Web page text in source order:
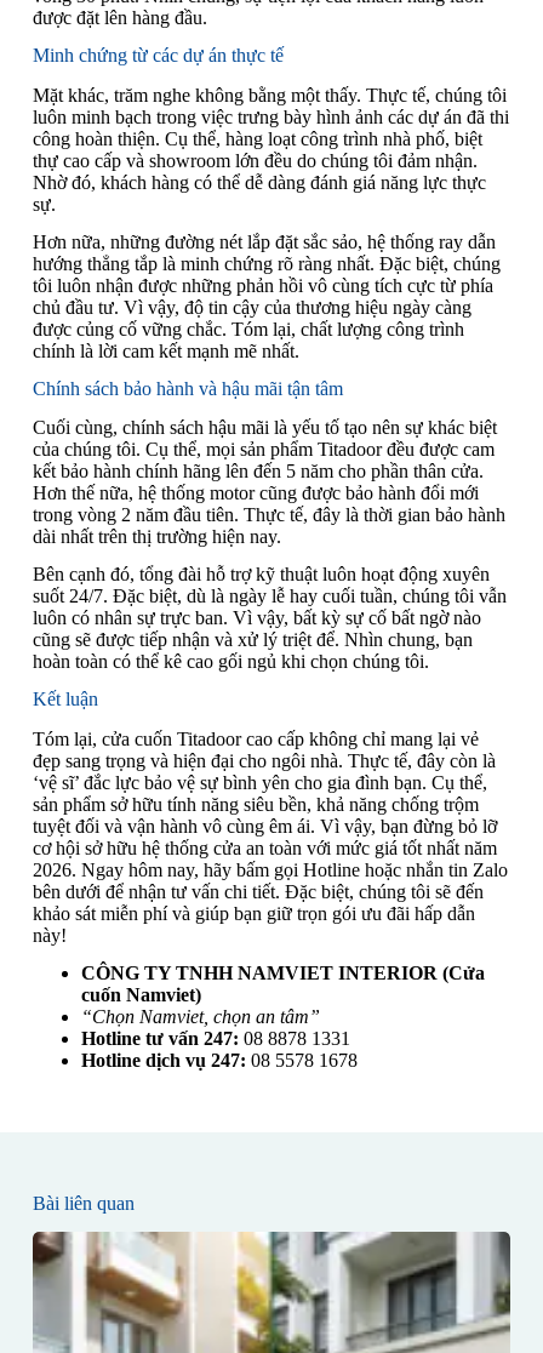
được đặt lên hàng đầu.
Minh chứng từ các dự án thực tế
Mặt khác, trăm nghe không bằng một thấy. Thực tế, chúng tôi
luôn minh bạch trong việc trưng bày hình ảnh các dự án đã thi
công hoàn thiện. Cụ thể, hàng loạt công trình nhà phố, biệt
thự cao cấp và showroom lớn đều do chúng tôi đảm nhận.
Nhờ đó, khách hàng có thể dễ dàng đánh giá năng lực thực
sự.
Hơn nữa, những đường nét lắp đặt sắc sảo, hệ thống ray dẫn
hướng thẳng tắp là minh chứng rõ ràng nhất. Đặc biệt, chúng
tôi luôn nhận được những phản hồi vô cùng tích cực từ phía
chủ đầu tư. Vì vậy, độ tin cậy của thương hiệu ngày càng
được củng cố vững chắc. Tóm lại, chất lượng công trình
chính là lời cam kết mạnh mẽ nhất.
Chính sách bảo hành và hậu mãi tận tâm
Cuối cùng, chính sách hậu mãi là yếu tố tạo nên sự khác biệt
của chúng tôi. Cụ thể, mọi sản phẩm Titadoor đều được cam
kết bảo hành chính hãng lên đến 5 năm cho phần thân cửa.
Hơn thế nữa, hệ thống motor cũng được bảo hành đổi mới
trong vòng 2 năm đầu tiên. Thực tế, đây là thời gian bảo hành
dài nhất trên thị trường hiện nay.
Bên cạnh đó, tổng đài hỗ trợ kỹ thuật luôn hoạt động xuyên
suốt 24/7. Đặc biệt, dù là ngày lễ hay cuối tuần, chúng tôi vẫn
luôn có nhân sự trực ban. Vì vậy, bất kỳ sự cố bất ngờ nào
cũng sẽ được tiếp nhận và xử lý triệt để. Nhìn chung, bạn
hoàn toàn có thể kê cao gối ngủ khi chọn chúng tôi.
Kết luận
Tóm lại, cửa cuốn Titadoor cao cấp không chỉ mang lại vẻ
đẹp sang trọng và hiện đại cho ngôi nhà. Thực tế, đây còn là
‘vệ sĩ’ đắc lực bảo vệ sự bình yên cho gia đình bạn. Cụ thể,
sản phẩm sở hữu tính năng siêu bền, khả năng chống trộm
tuyệt đối và vận hành vô cùng êm ái. Vì vậy, bạn đừng bỏ lỡ
cơ hội sở hữu hệ thống cửa an toàn với mức giá tốt nhất năm
2026. Ngay hôm nay, hãy bấm gọi Hotline hoặc nhắn tin Zalo
bên dưới để nhận tư vấn chi tiết. Đặc biệt, chúng tôi sẽ đến
khảo sát miễn phí và giúp bạn giữ trọn gói ưu đãi hấp dẫn
này!
CÔNG TY TNHH NAMVIET INTERIOR (Cửa
cuốn Namviet)
“Chọn Namviet, chọn an tâm”
Hotline tư vấn 247: 08 8878 1331
Hotline dịch vụ 247: 08 5578 1678
Bài liên quan